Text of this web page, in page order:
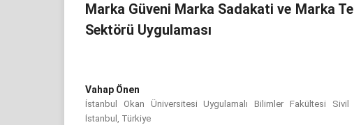
Marka Güveni Marka Sadakati ve Marka
Sektörü Uygulaması
Vahap Önen
İstanbul Okan Üniversitesi Uygulamalı Bilimler Fakültesi Sivil
İstanbul, Türkiye